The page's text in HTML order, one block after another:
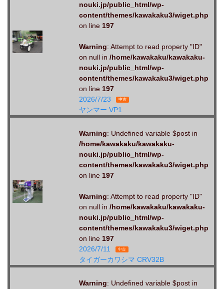
nouki.jp/public_html/wp-
content/themes/kawakaku3/wiget.php
on line 197
Warning: Attempt to read property "ID"
on null in /home/kawakaku/kawakaku-
nouki.jp/public_html/wp-
content/themes/kawakaku3/wiget.php
on line 197
2026/7/23
中古
ヤンマー VP1
Warning: Undefined variable $post in
/home/kawakaku/kawakaku-
nouki.jp/public_html/wp-
content/themes/kawakaku3/wiget.php
on line 197
Warning: Attempt to read property "ID"
on null in /home/kawakaku/kawakaku-
nouki.jp/public_html/wp-
content/themes/kawakaku3/wiget.php
on line 197
2026/7/11
中古
タイガーカワシマ CRV32B
Warning: Undefined variable $post in